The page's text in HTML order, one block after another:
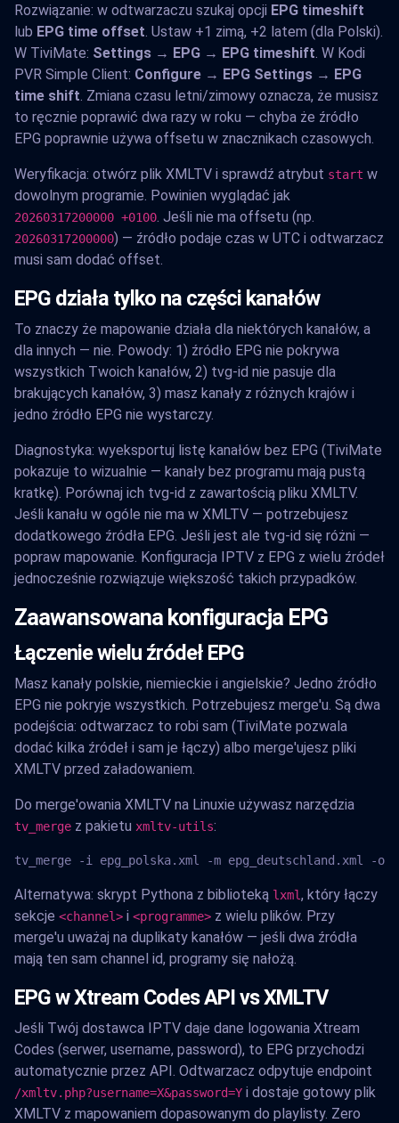
Rozwiązanie: w odtwarzaczu szukaj opcji EPG timeshift
lub EPG time offset . Ustaw +1 zimą, +2 latem (dla Polski).
W TiviMate: Settings → EPG → EPG timeshift . W Kodi
PVR Simple Client: Configure → EPG Settings → EPG
time shift . Zmiana czasu letni/zimowy oznacza, że musisz
to ręcznie poprawić dwa razy w roku — chyba że źródło
EPG poprawnie używa offsetu w znacznikach czasowych.
Weryfikacja: otwórz plik XMLTV i sprawdź atrybut start w
dowolnym programie. Powinien wyglądać jak
20260317200000 +0100 . Jeśli nie ma offsetu (np.
20260317200000) — źródło podaje czas w UTC i odtwarzacz
musi sam dodać offset.
EPG działa tylko na części kanałów
To znaczy że mapowanie działa dla niektórych kanałów, a
dla innych — nie. Powody: 1) źródło EPG nie pokrywa
wszystkich Twoich kanałów, 2) tvg-id nie pasuje dla
brakujących kanałów, 3) masz kanały z różnych krajów i
jedno źródło EPG nie wystarczy.
Diagnostyka: wyeksportuj listę kanałów bez EPG (TiviMate
pokazuje to wizualnie — kanały bez programu mają pustą
kratkę). Porównaj ich tvg-id z zawartością pliku XMLTV.
Jeśli kanału w ogóle nie ma w XMLTV — potrzebujesz
dodatkowego źródła EPG. Jeśli jest ale tvg-id się różni —
popraw mapowanie. Konfiguracja IPTV z EPG z wielu źródeł
jednocześnie rozwiązuje większość takich przypadków.
Zaawansowana konfiguracja EPG
Łączenie wielu źródeł EPG
Masz kanały polskie, niemieckie i angielskie? Jedno źródło
EPG nie pokryje wszystkich. Potrzebujesz merge'u. Są dwa
podejścia: odtwarzacz to robi sam (TiviMate pozwala
dodać kilka źródeł i sam je łączy) albo merge'ujesz pliki
XMLTV przed załadowaniem.
Do merge'owania XMLTV na Linuxie używasz narzędzia
tv_merge z pakietu xmltv-utils:
tv_merge -i epg_polska.xml -m epg_deutschland.xml -o
Alternatywa: skrypt Pythona z biblioteką lxml, który łączy
sekcje <channel> i <programme> z wielu plików. Przy
merge'u uważaj na duplikaty kanałów — jeśli dwa źródła
mają ten sam channel id, programy się nałożą.
EPG w Xtream Codes API vs XMLTV
Jeśli Twój dostawca IPTV daje dane logowania Xtream
Codes (serwer, username, password), to EPG przychodzi
automatycznie przez API. Odtwarzacz odpytuje endpoint
/xmltv.php?username=X&password=Y i dostaje gotowy plik
XMLTV z mapowaniem dopasowanym do playlisty. Zero